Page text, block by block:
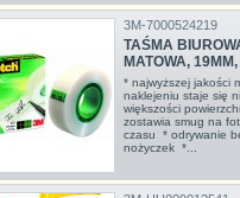
3M-7000524219
TAŚMA
MATOWA,
* najwyższej jakości
naklejeniu staje się
większości
zostawia smug na
czasu * odrywanie
nożyczek *...